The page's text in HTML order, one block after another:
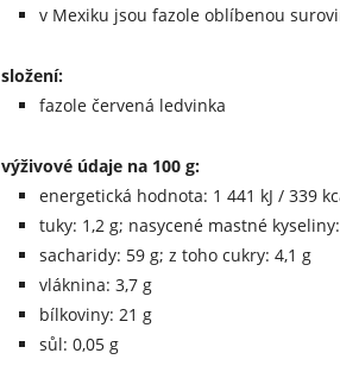
v Mexiku jsou fazole oblíbenou
složení:
fazole červená ledvinka
výživové údaje na 100 g:
energetická hodnota: 1 441 kJ / 339
tuky: 1,2 g; nasycené mastné
sacharidy: 59 g; z toho cukry: 4,1 g
vláknina: 3,7 g
bílkoviny: 21 g
sůl: 0,05 g